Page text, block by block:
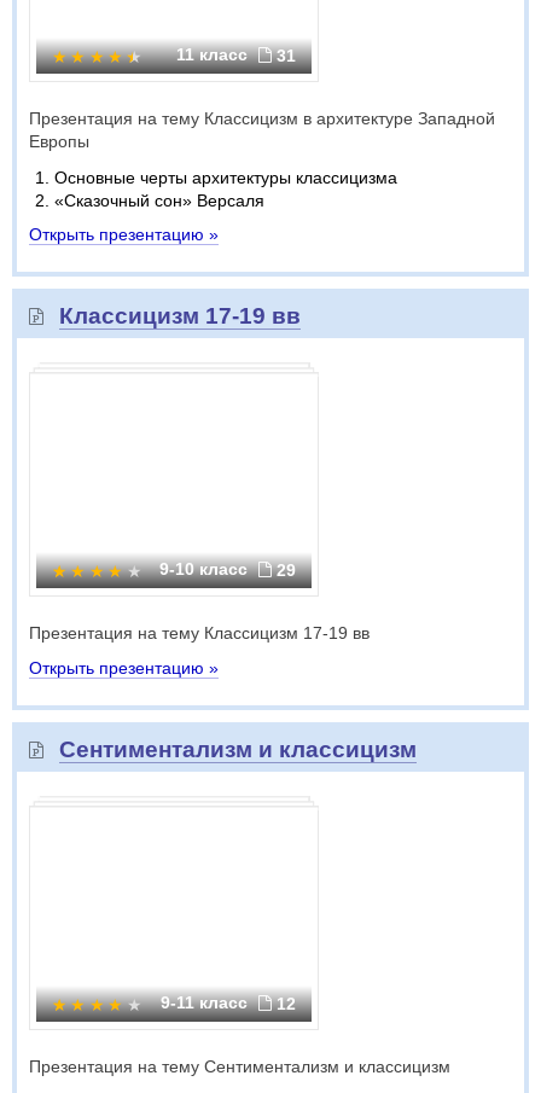
11 класс 31
Презентация на тему Классицизм в архитектуре Западной
Европы
Основные черты архитектуры классицизма
«Сказочный сон» Версаля
Открыть презентацию »
Классицизм 17-19 вв
9-10 класс 29
Презентация на тему Классицизм 17-19 вв
Открыть презентацию »
Сентиментализм и классицизм
9-11 класс 12
Презентация на тему Сентиментализм и классицизм